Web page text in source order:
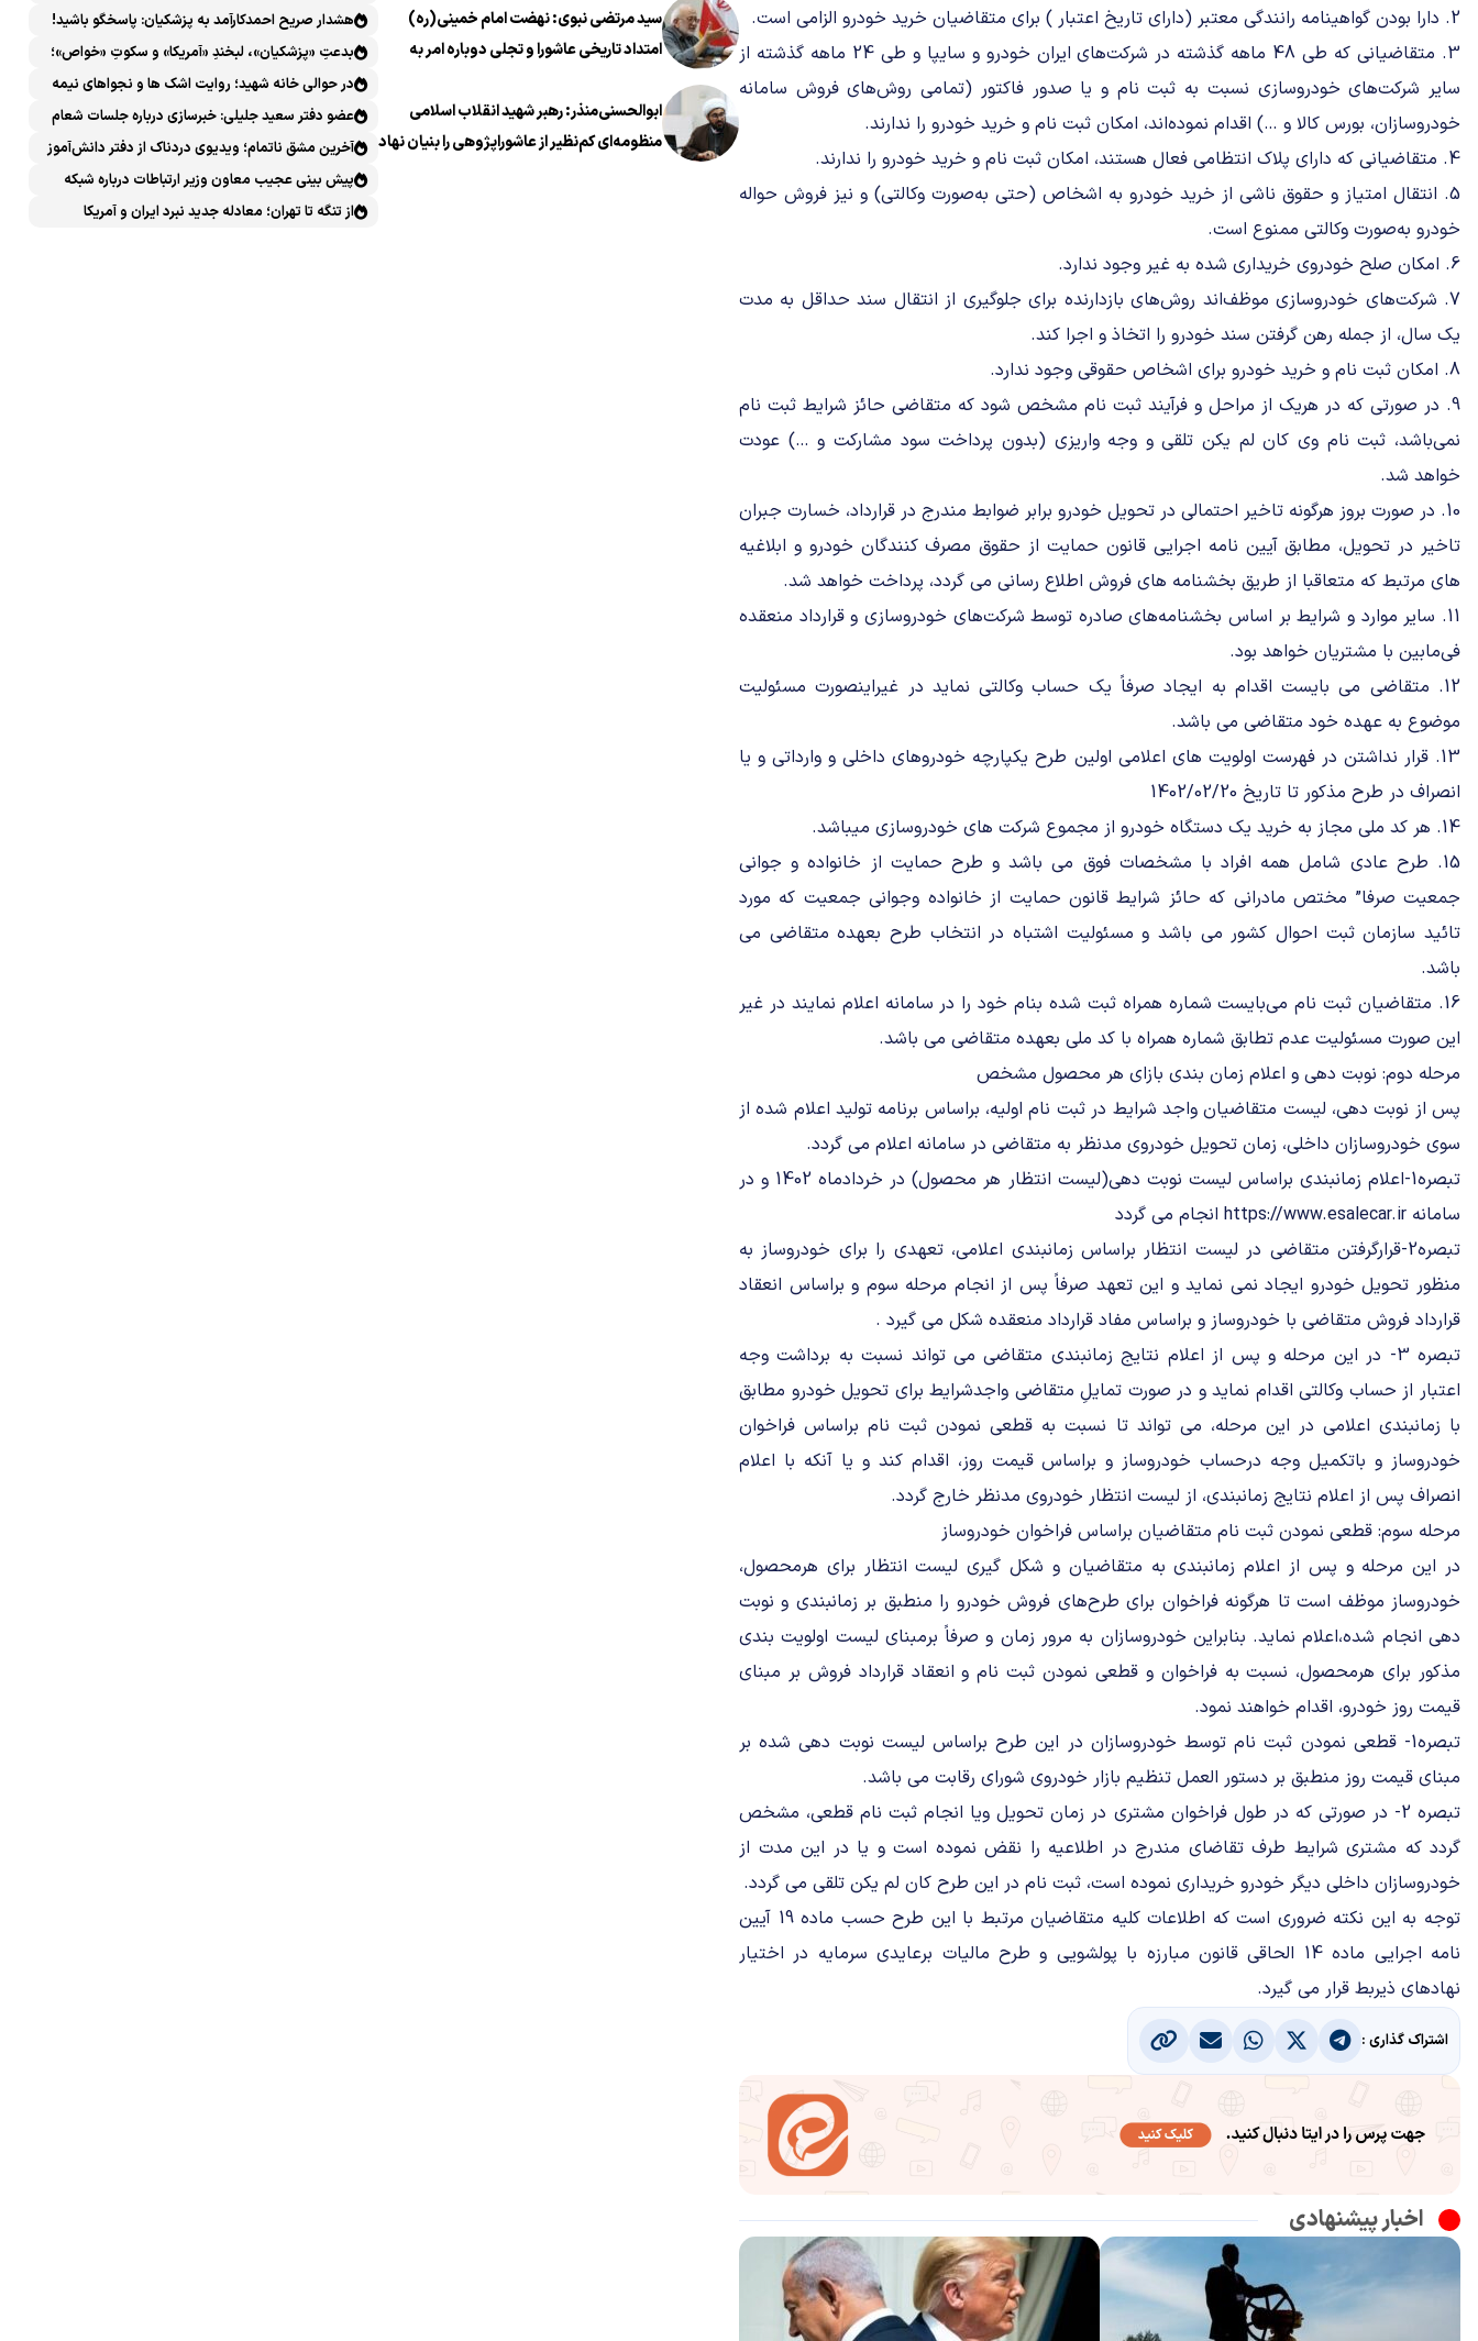
2. دارا بودن گواهینامه رانندگی معتبر (دارای تاریخ اعتبار ) برای متقاضیان خرید خودرو الزامی است.
3. متقاضیانی که طی 48 ماهه گذشته در شرکت‌های ایران خودرو و سایپا و طی 24 ماهه گذشته از
سایر شرکت‌های خودروسازی نسبت به ثبت نام و یا صدور فاکتور (تمامی روش‌های فروش سامانه
خودروسازان، بورس کالا و …) اقدام نموده‌اند، امکان ثبت نام و خرید خودرو را ندارند.
4. متقاضیانی که دارای پلاک انتظامی فعال هستند، امکان ثبت نام و خرید خودرو را ندارند.
5. انتقال امتیاز و حقوق ناشی از خرید خودرو به اشخاص (حتی به‌صورت وکالتی) و نیز فروش حواله
خودرو به‌صورت وکالتی ممنوع است.
6. امکان صلح خودروی خریداری شده به غیر وجود ندارد.
7. شرکت‌های خودروسازی موظف‌اند روش‌های بازدارنده برای جلوگیری از انتقال سند حداقل به مدت
یک سال، از جمله رهن گرفتن سند خودرو را اتخاذ و اجرا کند.
8. امکان ثبت نام و خرید خودرو برای اشخاص حقوقی وجود ندارد.
9. در صورتی که در هریک از مراحل و فرآیند ثبت نام مشخص شود که متقاضی حائز شرایط ثبت نام
نمی‌باشد، ثبت نام وی کان لم یکن تلقی و وجه واریزی (بدون پرداخت سود مشارکت و …) عودت
خواهد شد.
10. در صورت بروز هرگونه تاخیر احتمالی در تحویل خودرو برابر ضوابط مندرج در قرارداد، خسارت جبران
تاخیر در تحویل، مطابق آیین نامه اجرایی قانون حمایت از حقوق مصرف کنندگان خودرو و ابلاغیه
های مرتبط که متعاقبا از طریق بخشنامه های فروش اطلاع رسانی می گردد، پرداخت خواهد شد.
11. سایر موارد و شرایط بر اساس بخشنامه‌های صادره توسط شرکت‌های خودروسازی و قرارداد منعقده
فی‌مابین با مشتریان خواهد بود.
12. متقاضی می بایست اقدام به ایجاد صرفاً یک حساب وکالتی نماید در غیراینصورت مسئولیت
موضوع به عهده خود متقاضی می باشد.
13. قرار نداشتن در فهرست اولویت های اعلامی اولین طرح یکپارچه خودروهای داخلی و وارداتی و یا
انصراف در طرح مذکور تا تاریخ 1402/02/20
14. هر کد ملی مجاز به خرید یک دستگاه خودرو از مجموع شرکت های خودروسازی میباشد.
15. طرح عادی شامل همه افراد با مشخصات فوق می باشد و طرح حمایت از خانواده و جوانی
جمعیت صرفا” مختص مادرانی که حائز شرایط قانون حمایت از خانواده وجوانی جمعیت که مورد
تائید سازمان ثبت احوال کشور می باشد و مسئولیت اشتباه در انتخاب طرح بعهده متقاضی می
باشد.
16. متقاضیان ثبت نام می‌بایست شماره همراه ثبت شده بنام خود را در سامانه اعلام نمایند در غیر
این صورت مسئولیت عدم تطابق شماره همراه با کد ملی بعهده متقاضی می باشد.
مرحله دوم: نوبت دهی و اعلام زمان بندی بازای هر محصول مشخص
پس از نوبت دهی، لیست متقاضیان واجد شرایط در ثبت نام اولیه، براساس برنامه تولید اعلام شده از
سوی خودروسازان داخلی، زمان تحویل خودروی مدنظر به متقاضی در سامانه اعلام می گردد.
تبصره1-اعلام زمانبندی براساس لیست نوبت دهی(لیست انتظار هر محصول) در خردادماه 1402 و در
سامانه https://www.esalecar.ir انجام می گردد
تبصره2-قرارگرفتن متقاضی در لیست انتظار براساس زمانبندی اعلامی، تعهدی را برای خودروساز به
منظور تحویل خودرو ایجاد نمی نماید و این تعهد صرفاً پس از انجام مرحله سوم و براساس انعقاد
قرارداد فروش متقاضی با خودروساز و براساس مفاد قرارداد منعقده شکل می گیرد .
تبصره 3- در این مرحله و پس از اعلام نتایج زمانبندی متقاضی می تواند نسبت به برداشت وجه
اعتبار از حساب وکالتی اقدام نماید و در صورت تمایلِ متقاضی واجدشرایط برای تحویل خودرو مطابق
با زمانبندی اعلامی در این مرحله، می تواند تا نسبت به قطعی نمودن ثبت نام براساس فراخوان
خودروساز و باتکمیل وجه درحساب خودروساز و براساس قیمت روز، اقدام کند و یا آنکه با اعلام
انصراف پس از اعلام نتایج زمانبندی، از لیست انتظار خودروی مدنظر خارج گردد.
مرحله سوم: قطعی نمودن ثبت نام متقاضیان براساس فراخوان خودروساز
در این مرحله و پس از اعلام زمانبندی به متقاضیان و شکل گیری لیست انتظار برای هرمحصول،
خودروساز موظف است تا هرگونه فراخوان برای طرح‌های فروش خودرو را منطبق بر زمانبندی و نوبت
دهی انجام شده،اعلام نماید. بنابراین خودروسازان به مرور زمان و صرفاً برمبنای لیست اولویت بندی
مذکور برای هرمحصول، نسبت به فراخوان و قطعی نمودن ثبت نام و انعقاد قرارداد فروش بر مبنای
قیمت روز خودرو، اقدام خواهند نمود.
تبصره1- قطعی نمودن ثبت نام توسط خودروسازان در این طرح براساس لیست نوبت دهی شده بر
مبنای قیمت روز منطبق بر دستور العمل تنظیم بازار خودروی شورای رقابت می باشد.
تبصره 2- در صورتی که در طول فراخوان مشتری در زمان تحویل ویا انجام ثبت نام قطعی، مشخص
گردد که مشتری شرایط طرف تقاضای مندرج در اطلاعیه را نقض نموده است و یا در این مدت از
خودروسازان داخلی دیگر خودرو خریداری نموده است، ثبت نام در این طرح کان لم یکن تلقی می گردد.
توجه به این نکته ضروری است که اطلاعات کلیه متقاضیان مرتبط با این طرح حسب ماده 19 آیین
نامه اجرایی ماده 14 الحاقی قانون مبارزه با پولشویی و طرح مالیات برعایدی سرمایه در اختیار
نهادهای ذیربط قرار می گیرد.
اشتراک گذاری :
اخبار پیشنهادی
سید مرتضی نبوی: نهضت امام خمینی(ره)
امتداد تاریخی عاشورا و تجلی دوباره امر به
ابوالحسنی‌منذر: رهبر شهید انقلاب اسلامی
منظومه‌ای کم‌نظیر از عاشوراپژوهی را بنیان نهاد
هشدار صریح احمدکارآمد به پزشکیان: پاسخگو باشید!
بدعتِ «پزشکیان»، لبخندِ «آمریکا» و سکوتِ «خواص»؛
سیرکِ قانون‌گریزی در روز روشن!
در حوالی خانه شهید؛ روایت اشک ها و نجواهای نیمه
شب
عضو دفتر سعید جلیلی: خبرسازی درباره جلسات شعام
خلاف امنیت ملی است
آخرین مشق ناتمام؛ ویدیوی دردناک از دفتر دانش‌آموز
شهید مینابی پربازدید شد
پیش بینی عجیب معاون وزیر ارتباطات درباره شبکه
ملی اطلاعات که محقق هم نشد!
از تنگه تا تهران؛ معادله جدید نبرد ایران و آمریکا